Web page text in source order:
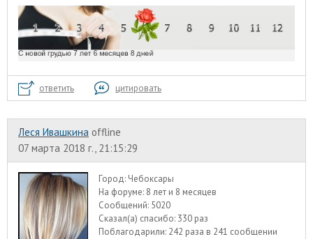
ответить цитировать
Леся Ивашкина offline
07 марта 2018 г., 21:15:29
Город: Чебоксары
На форуме: 8 лет и 8 месяцев
Сообщений: 5020
Сказал(а) спасибо: 330 раз
Поблагодарили: 242 раза в 241 сообщении